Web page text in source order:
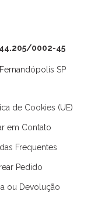
0002-45
SP
de Cookies (UE)
em Contato
Frequentes
Pedido
ou Devolução